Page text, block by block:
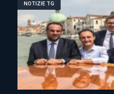
NOTIZIE TG